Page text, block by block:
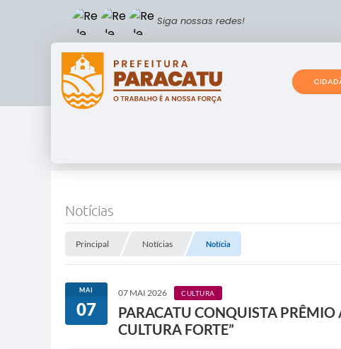
Siga nossas redes!
Notícias
Principal Notícias Notícia
MAI
07
07 MAI 2026 CULTURA
PARACATU CONQUISTA
CULTURA FORTE”